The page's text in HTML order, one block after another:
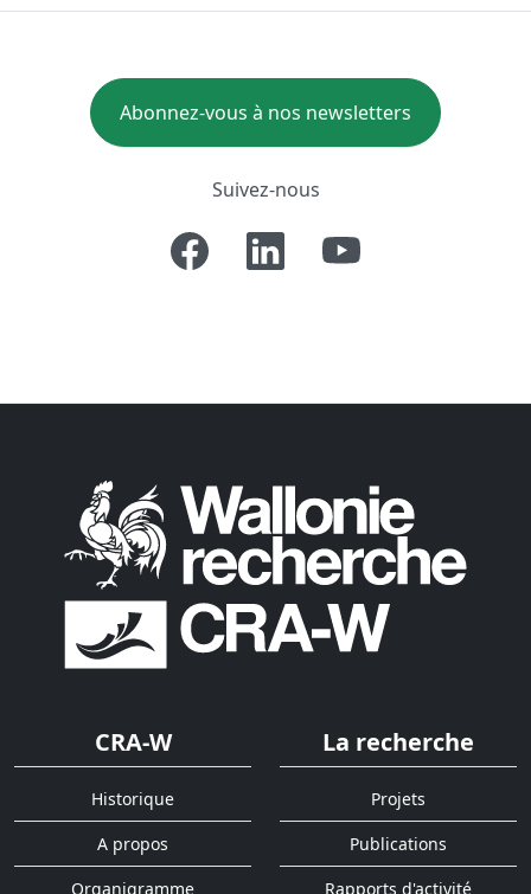
Abonnez-vous à nos newsletters
Suivez-nous
CRA-W
Historique
A propos
Organigramme
La recherche
Projets
Publications
Rapports d'activité